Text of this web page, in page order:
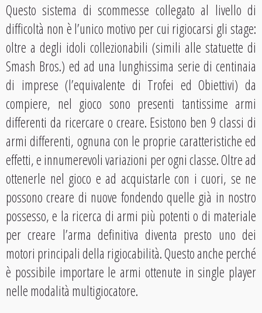
Questo sistema di scommesse collegato al livello di
difficoltà non è l’unico motivo per cui rigiocarsi gli stage:
oltre a degli idoli collezionabili (simili alle statuette di
Smash Bros.) ed ad una lunghissima serie di centinaia
di imprese (l’equivalente di Trofei ed Obiettivi) da
compiere, nel gioco sono presenti tantissime armi
differenti da ricercare o creare. Esistono ben 9 classi di
armi differenti, ognuna con le proprie caratteristiche ed
effetti, e innumerevoli variazioni per ogni classe. Oltre ad
ottenerle nel gioco e ad acquistarle con i cuori, se ne
possono creare di nuove fondendo quelle già in nostro
possesso, e la ricerca di armi più potenti o di materiale
per creare l’arma definitiva diventa presto uno dei
motori principali della rigiocabilità. Questo anche perché
è possibile importare le armi ottenute in single player
nelle modalità multigiocatore.